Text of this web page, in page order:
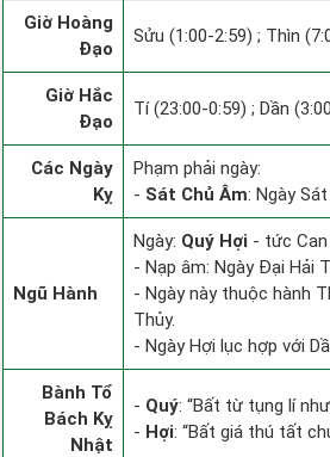
Giờ Hoàng
Đạo
Sửu (1:00-2:59) ; Thìn
Giờ Hắc
Đạo
Tí (23:00-0:59) ; Dần
Các Ngày
Kỵ
Phạm phải ngày:
- Sát Chủ Âm: Ngày
Ngũ Hành
Ngày: Quý Hợi - tức
- Nạp âm: Ngày Đại Hải
- Ngày này thuộc hành
Thủy.
- Ngày Hợi lục hợp với
Bành Tổ
Bách Kỵ
Nhật
- Quý: “Bất từ tụng lí
- Hợi: “Bất giá thú tất